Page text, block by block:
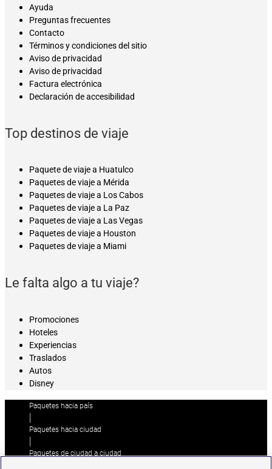
Ayuda
Preguntas frecuentes
Contacto
Términos y condiciones del sitio
Aviso de privacidad
Aviso de privacidad
Factura electrónica
Declaración de accesibilidad
Top destinos de viaje
Paquete de viaje a Huatulco
Paquetes de viaje a Mérida
Paquetes de viaje a Los Cabos
Paquetes de viaje a La Paz
Paquetes de viaje a Las Vegas
Paquetes de viaje a Houston
Paquetes de viaje a Miami
Le falta algo a tu viaje?
Promociones
Hoteles
Experiencias
Traslados
Autos
Disney
Paquetes hacia país
|
Paquetes hacia ciudad
|
Paquetes de ciudad a ciudad